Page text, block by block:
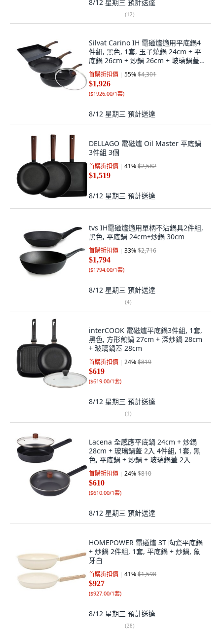
8/12 星期三 預計送達
(12)
Silvat Carino IH 電磁爐適用平底鍋4
件組, 黑色, 1套, 玉子燒鍋 24cm + 平
底鍋 26cm + 炒鍋 26cm + 玻璃鍋蓋
26cm
首購折扣價 55%$4,301
$1,926
($1926.00/1套)
8/12 星期三 預計送達
DELLAGO 電磁爐 Oil Master 平底鍋
3件組 3個
首購折扣價 41%$2,582
$1,519
8/12 星期三 預計送達
tvs IH電磁爐適用單柄不沾鍋具2件組,
黑色, 平底鍋 24cm+炒鍋 30cm
首購折扣價 33%$2,716
$1,794
($1794.00/1套)
8/12 星期三 預計送達
(4)
interCOOK 電磁爐平底鍋3件組, 1套,
黑色, 方形煎鍋 27cm + 深炒鍋 28cm
+ 玻璃鍋蓋 28cm
首購折扣價 24%$819
$619
($619.00/1套)
8/12 星期三 預計送達
(1)
Lacena 全感應平底鍋 24cm + 炒鍋
28cm + 玻璃鍋蓋 2入 4件組, 1套, 黑
色, 平底鍋 + 炒鍋 + 玻璃鍋蓋 2入
首購折扣價 24%$810
$610
($610.00/1套)
8/12 星期三 預計送達
HOMEPOWER 電磁爐 3T 陶瓷平底鍋
+ 炒鍋 2件組, 1套, 平底鍋 + 炒鍋, 象
牙白
首購折扣價 41%$1,598
$927
($927.00/1套)
8/12 星期三 預計送達
(28)